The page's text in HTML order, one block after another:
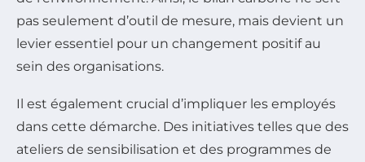
pas seulement d’outil de mesure, mais devient un
levier essentiel pour un changement positif au
sein des organisations.
Il est également crucial d’impliquer les employés
dans cette démarche. Des initiatives telles que des
ateliers de sensibilisation et des programmes de